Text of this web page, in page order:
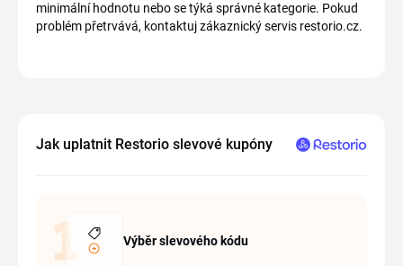
minimální hodnotu nebo se týká správné kategorie. Pokud
problém přetrvává, kontaktuj zákaznický servis restorio.cz.
Jak uplatnit Restorio slevové kupóny
Výběr slevového kódu